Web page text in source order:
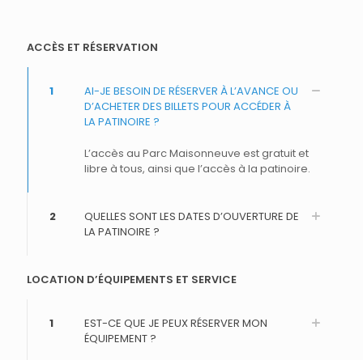
ACCÈS ET RÉSERVATION
1
AI-JE BESOIN DE RÉSERVER À L’AVANCE OU
D’ACHETER DES BILLETS POUR ACCÉDER À
LA PATINOIRE ?
L’accès au Parc Maisonneuve est gratuit et
libre à tous, ainsi que l’accès à la patinoire.
2
QUELLES SONT LES DATES D’OUVERTURE DE
LA PATINOIRE ?
LOCATION D’ÉQUIPEMENTS ET SERVICE
1
EST-CE QUE JE PEUX RÉSERVER MON
ÉQUIPEMENT ?